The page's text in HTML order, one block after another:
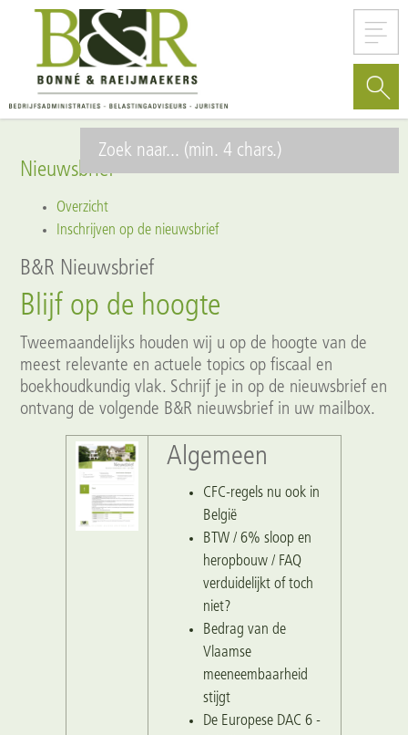
Nieuwsbrief
Overzicht
Inschrijven op de nieuwsbrief
B&R Nieuwsbrief
Blijf op de hoogte
Tweemaandelijks houden wij u op de hoogte van de
meest relevante en actuele topics op fiscaal en
boekhoudkundig vlak. Schrijf je in op de nieuwsbrief en
ontvang de volgende B&R nieuwsbrief in uw mailbox.
Algemeen
CFC-regels nu ook in
België
BTW / 6% sloop en
heropbouw / FAQ
verduidelijkt of toch
niet?
Bedrag van de
Vlaamse
meeneembaarheid
stijgt
De Europese DAC 6 -